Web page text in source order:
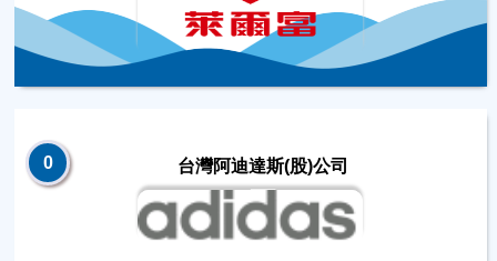
0 台灣阿迪達斯(股)公司